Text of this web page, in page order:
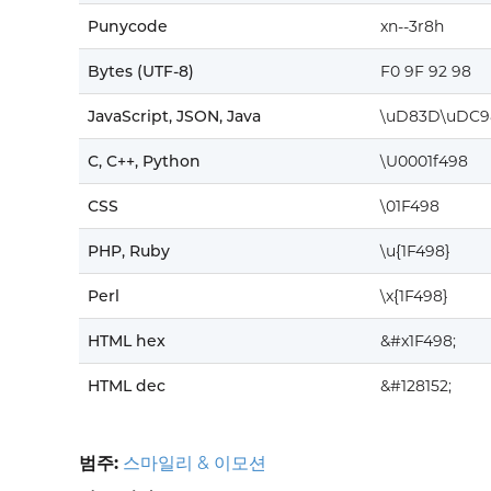
Punycode xn--3r8h
Bytes (UTF-8) F0 9F 92 98
JavaScript, JSON, Java
C, C++, Python \U0001f498
CSS \01F498
PHP, Ruby \u{1F498}
Perl \x{1F498}
HTML hex &#x1F498;
HTML dec &#128152;
범주: 스마일리 & 이모션